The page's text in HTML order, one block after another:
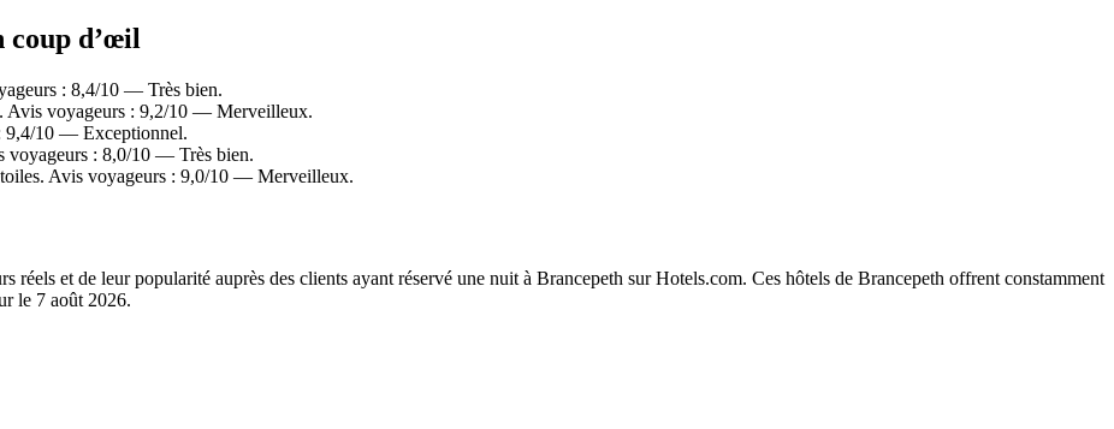
coup d’œil
: 8,4/10 — Très bien.
voyageurs : 9,2/10 — Merveilleux.
9,4/10 — Exceptionnel.
: 8,0/10 — Très bien.
Avis voyageurs : 9,0/10 — Merveilleux.
réels et de leur popularité auprès des clients ayant réservé une nuit à Brancepeth sur Hotels.com. Ces hôtels de Brancepeth offrent constamment
le 7 août 2026.